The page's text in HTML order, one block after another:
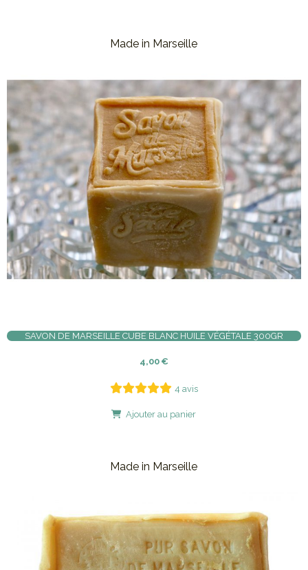
Made in Marseille
SAVON DE MARSEILLE CUBE BLANC HUILE VÉGÉTALE 300GR
4,00€
4 avis
Ajouter au panier
Made in Marseille